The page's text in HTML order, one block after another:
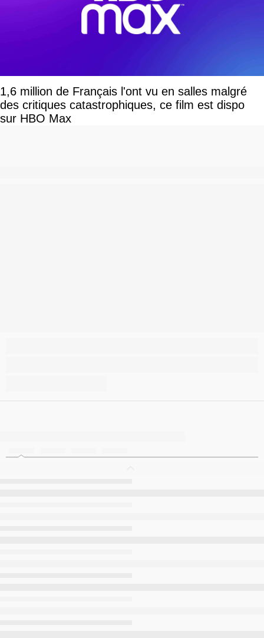
1,6 million de Français l'ont vu en salles malgré
des critiques catastrophiques, ce film est dispo
sur HBO Max